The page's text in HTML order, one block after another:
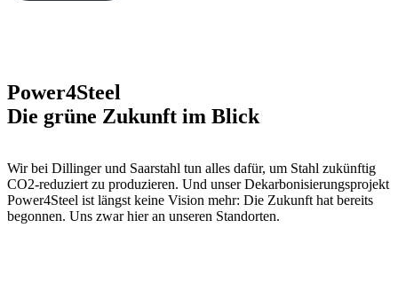
Power4Steel
Die grüne Zukunft im Blick
Wir bei Dillinger und Saarstahl tun alles dafür, um Stahl zukünftig
CO2-reduziert zu produzieren. Und unser Dekarbonisierungsprojekt
Power4Steel ist längst keine Vision mehr: Die Zukunft hat bereits
begonnen. Uns zwar hier an unseren Standorten.